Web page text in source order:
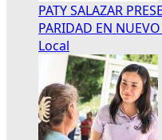
PATY SALAZAR
PARIDAD EN
Local